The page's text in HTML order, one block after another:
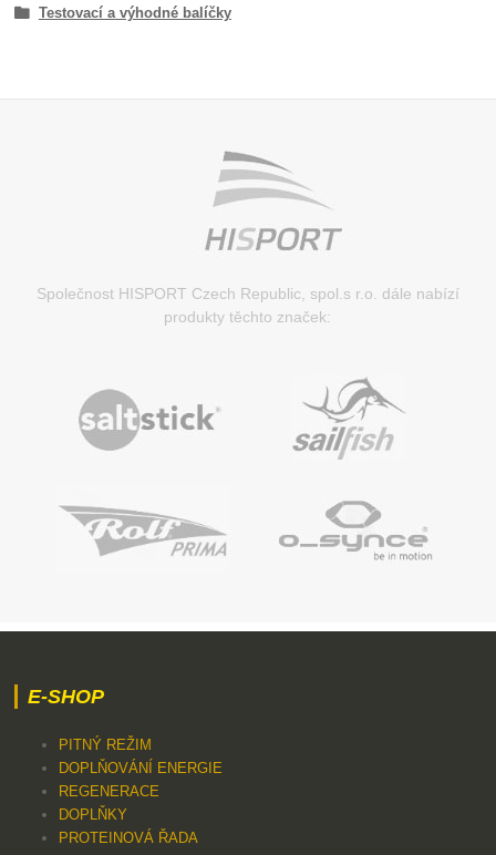
Testovací a výhodné balíčky
Společnost HISPORT Czech Republic, spol.s r.o. dále nabízí
produkty těchto značek:
E-SHOP
PITNÝ REŽIM
DOPLŇOVÁNÍ ENERGIE
REGENERACE
DOPLŇKY
PROTEINOVÁ ŘADA